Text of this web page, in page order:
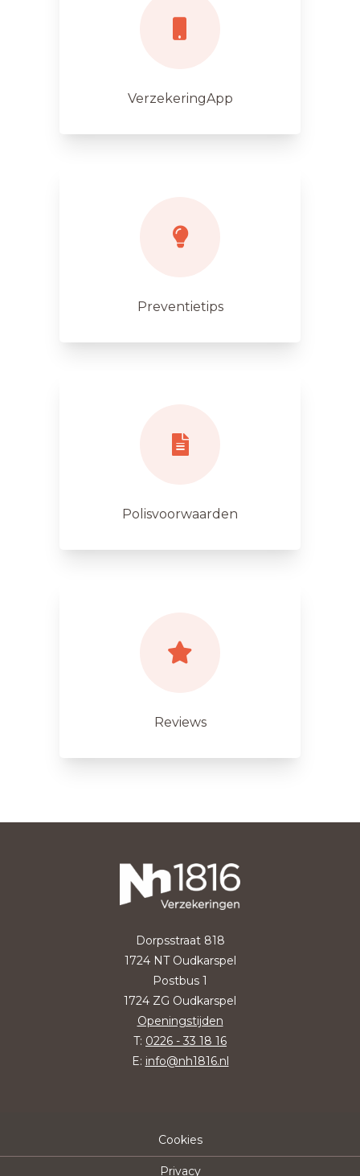
VerzekeringApp
Preventietips
Polisvoorwaarden
Reviews
Dorpsstraat 818
1724 NT Oudkarspel
Postbus 1
1724 ZG Oudkarspel
Openingstijden
T: 0226 - 33 18 16
E: info@nh1816.nl
Cookies
Privacy